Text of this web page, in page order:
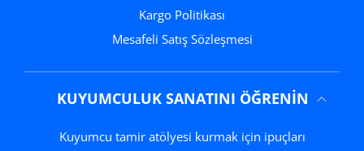
Kargo Politikası
Mesafeli Satış Sözleşmesi
KUYUMCULUK SANATINI ÖĞRENIN
Kuyumcu tamir atölyesi kurmak için ipuçları